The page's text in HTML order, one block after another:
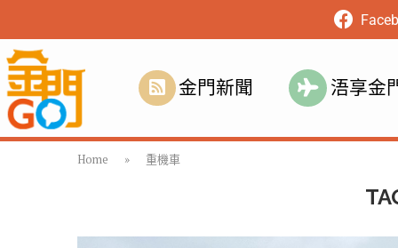
金門新聞 浯享金
Home » 重機車